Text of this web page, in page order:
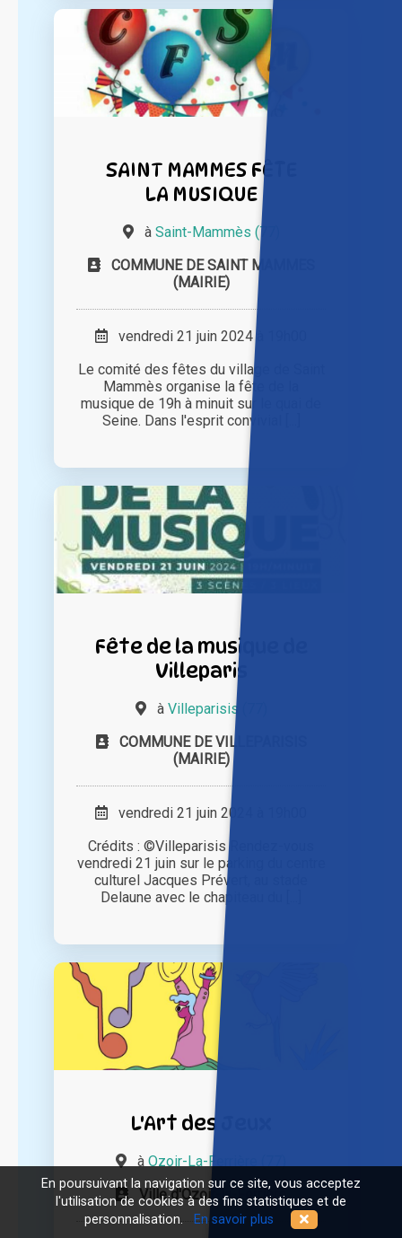
SAINT MAMMES FÊTE
LA MUSIQUE
à Saint-Mammès (77)
COMMUNE DE SAINT MAMMES
(MAIRIE)
vendredi 21 juin 2024 à 19h00
Le comité des fêtes du village de Saint
Mammès organise la fête de la
musique de 19h à minuit sur le quai de
Seine. Dans l'esprit convivial [...]
Fête de la musique de
Villeparis
à Villeparisis (77)
COMMUNE DE VILLEPARISIS
(MAIRIE)
vendredi 21 juin 2024 à 19h00
Crédits : ©Villeparisis Rendez-vous
vendredi 21 juin sur le parking du centre
culturel Jacques Prévert, au stade
Delaune avec le chapiteau du [...]
L'Art des Jeux
à Ozoir-La-Ferrière (77)
Ville d'Ozoir-la-Ferrière
En poursuivant la navigation sur ce site, vous acceptez
l'utilisation de cookies à des fins statistiques et de
personnalisation.
En savoir plus